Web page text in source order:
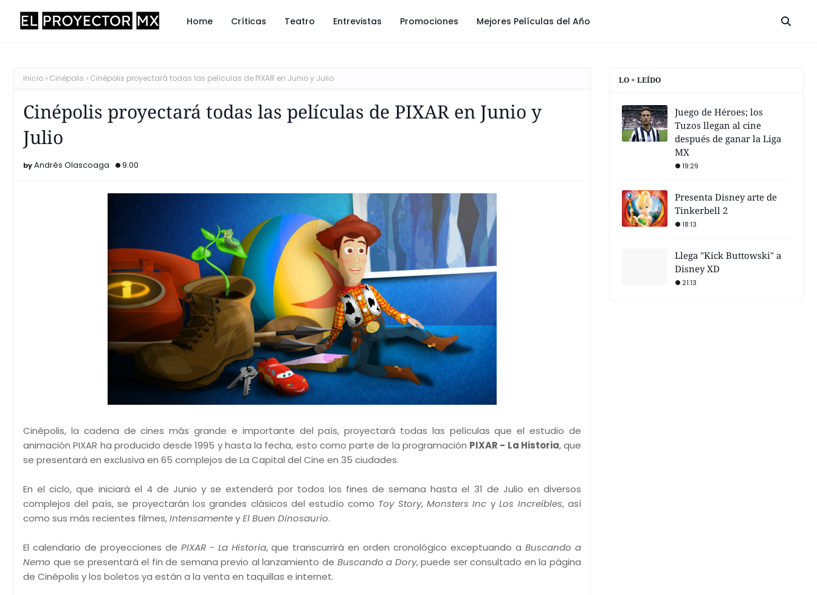
Home Críticas Teatro Entrevistas Promociones Mejores Películas del Año
Inicio Cinépolis Cinépolis proyectará todas las películas de PIXAR en Junio y Julio
Cinépolis proyectará todas las películas de PIXAR en Junio y
Julio
Andrés Olascoaga 9:00
Cinépolis, la cadena de cines más grande e importante del país, proyectará todas las películas que el estudio de
animación PIXAR ha producido desde 1995 y hasta la fecha, esto como parte de la programación PIXAR - La Historia, que
se presentará en exclusiva en 65 complejos de La Capital del Cine en 35 ciudades.
En el ciclo, que iniciará el 4 de Junio y se extenderá por todos los fines de semana hasta el 31 de Julio en diversos
complejos del país, se proyectarán los grandes clásicos del estudio como Toy Story,Monsters Inc yLos Increíbles, así
como sus más recientes filmes,IntensamenteyEl Buen Dinosaurio.
El calendario de proyecciones de PIXAR - La Historia, que transcurrirá en orden cronológico exceptuando aBuscando a
Nemo que se presentará el fin de semana previo al lanzamiento de Buscando a Dory, puede ser consultado en la página
de Cinépolis y los boletos ya están a la venta en taquillas e internet.
LO + LEÍDO
Juego de Héroes; los
Tuzos llegan al cine
después de ganar la Liga
MX
19:29
Presenta Disney arte de
Tinkerbell 2
18:13
Llega "Kick Buttowski" a
Disney XD
21:13